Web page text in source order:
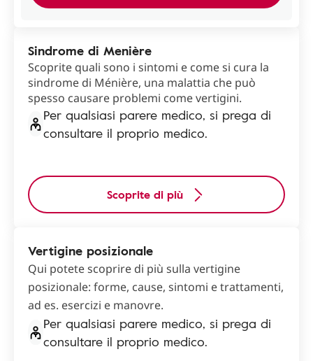
Sindrome di Menière
Scoprite quali sono i sintomi e come si cura la
sindrome di Ménière, una malattia che può
spesso causare problemi come vertigini.
Per qualsiasi parere medico, si prega di
consultare il proprio medico.
Scoprite di più
Vertigine posizionale
Qui potete scoprire di più sulla vertigine
posizionale: forme, cause, sintomi e trattamenti,
ad es. esercizi e manovre.
Per qualsiasi parere medico, si prega di
consultare il proprio medico.